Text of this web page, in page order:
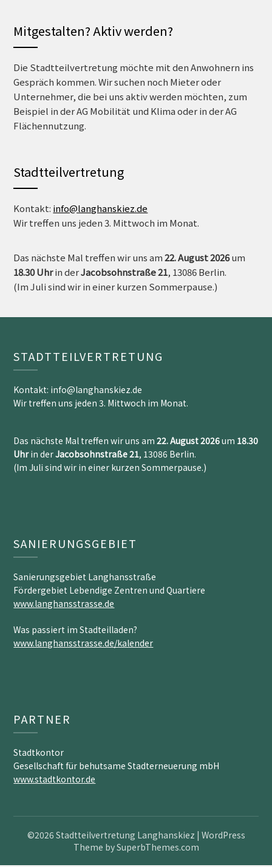
Mitgestalten? Aktiv werden?
Die Stadtteilvertretung möchte mit den Anwohnern ins
Gespräch kommen. Wir suchen noch Mieter oder
Unternehmer, die bei uns aktiv werden möchten, zum
Beispiel in der AG Mobilität und Klima oder in der AG
Flächennutzung.
Stadtteilvertretung
Kontakt: info@langhanskiez.de
Wir treffen uns jeden 3. Mittwoch im Monat.
Das nächste Mal treffen wir uns am22. August 2026um
18.30 Uhrin derJacobsohnstraße 21, 13086 Berlin.
(Im Juli sind wir in einer kurzen Sommerpause.)
STADTTEILVERTRETUNG
Kontakt: info@langhanskiez.de
Wir treffen uns jeden 3. Mittwoch im Monat.
Das nächste Mal treffen wir uns am22. August 2026um 18.30
Uhrin derJacobsohnstraße 21, 13086 Berlin.
(Im Juli sind wir in einer kurzen Sommerpause.)
SANIERUNGSGEBIET
Sanierungsgebiet Langhansstraße
Fördergebiet Lebendige Zentren und Quartiere
www.langhansstrasse.de
Was passiert im Stadteilladen?
www.langhansstrasse.de/kalender
PARTNER
Stadtkontor
Gesellschaft für behutsame Stadterneuerung mbH
www.stadtkontor.de
©2026 Stadtteilvertretung Langhanskiez | WordPress
Theme bySuperbThemes.com